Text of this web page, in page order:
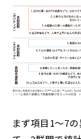
まず項目1～7